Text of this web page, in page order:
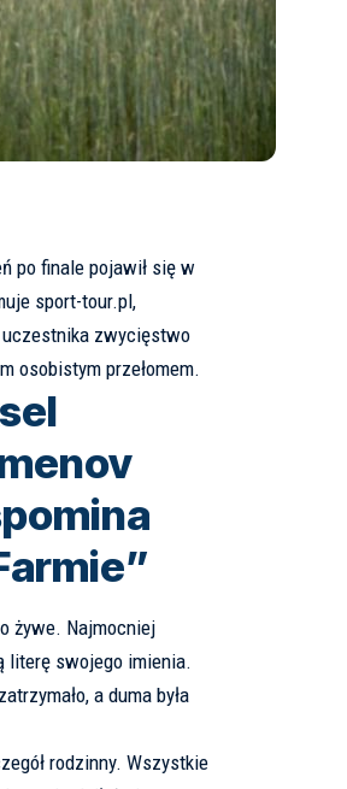
po finale pojawił się w
sport-tour.pl,
uczestnika zwycięstwo
osobistym przełomem.
żywe. Najmocniej
literę swojego imienia.
a duma była
rodzinny. Wszystkie